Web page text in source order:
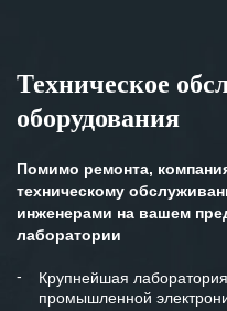
Мы
и
Техническое
оборудования
Помимо ремонта,
техническому
инженерами на вашем
лаборатории
Крупнейшая
промышленной